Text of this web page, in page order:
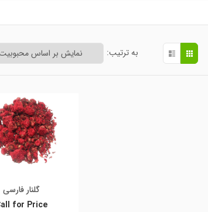
به ترتیب:
گلنار فارسی
for Price